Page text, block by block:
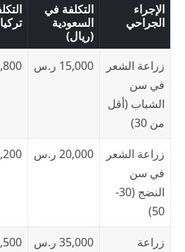
الإجراء
الجراحي
التكلفة في
السعودية
(ريال)
زراعة الشعر
في سن
الشباب (أقل
من 30)
15,000 ر.س
زراعة الشعر
في سن
النضج (30-
50)
20,000 ر.س
زراعة
35,000 ر.س